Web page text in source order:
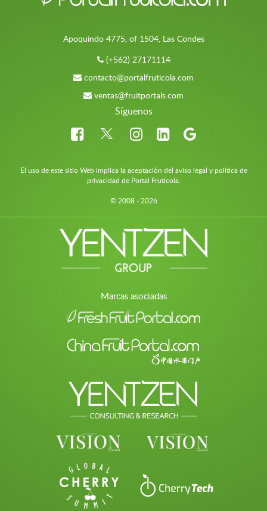
Apoquindo 4775, of 1504, Las Condes
(+562) 27171114
contacto@portalfruticola.com
ventas@fruitportals.com
Síguenos
El uso de este sitio Web implica la aceptación del aviso legal y política de
privacidad de Portal Frutícola.
© 2008 - 2026
Marcas asociadas